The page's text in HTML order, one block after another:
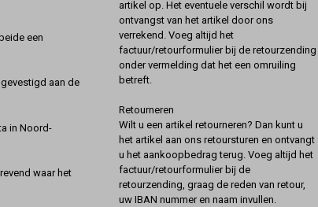
een
aan de
in Noord-
waar het
artikel op. Het eventuele verschil wordt bij
ontvangst van het artikel door ons
verrekend. Voeg altijd het
factuur/retourformulier bij de retourzending
onder vermelding dat het een omruiling
betreft.
Retourneren
Wilt u een artikel retourneren? Dan kunt u
het artikel aan ons retoursturen en ontvangt
u het aankoopbedrag terug. Voeg altijd het
factuur/retourformulier bij de
retourzending, graag de reden van retour,
uw IBAN nummer en naam invullen.